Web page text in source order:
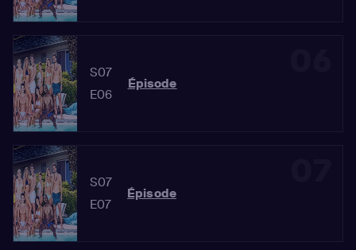
S07
E06
Épisode
S07
E07
Épisode